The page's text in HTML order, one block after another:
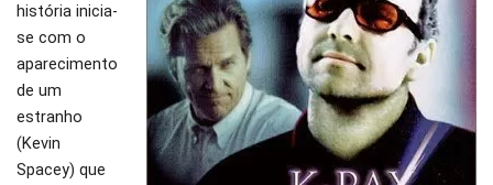
história inicia-
se com o
aparecimento
de um
estranho
(Kevin
Spacey) que